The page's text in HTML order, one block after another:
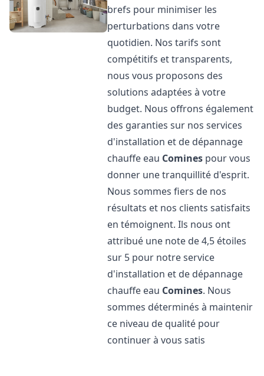
brefs pour minimiser les
perturbations dans votre
quotidien. Nos tarifs sont
compétitifs et transparents,
nous vous proposons des
solutions adaptées à votre
budget. Nous offrons également
des garanties sur nos services
d'installation et de dépannage
chauffe eau Comines pour vous
donner une tranquillité d'esprit.
Nous sommes fiers de nos
résultats et nos clients satisfaits
en témoignent. Ils nous ont
attribué une note de 4,5 étoiles
sur 5 pour notre service
d'installation et de dépannage
chauffe eau Comines. Nous
sommes déterminés à maintenir
ce niveau de qualité pour
continuer à vous satis